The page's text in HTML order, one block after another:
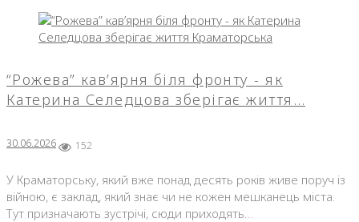
“Рожева” кав’ярня біля фронту - як
Катерина Селедцова зберігає життя…
30.06.2026 152
У Краматорську, який вже понад десять років живе поруч із
війною, є заклад, який знає чи не кожен мешканець міста.
Тут призначають зустрічі, сюди приходять…